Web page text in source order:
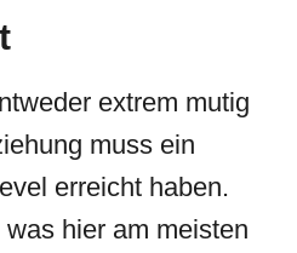
extrem mutig
muss ein
erreicht haben.
hier am meisten